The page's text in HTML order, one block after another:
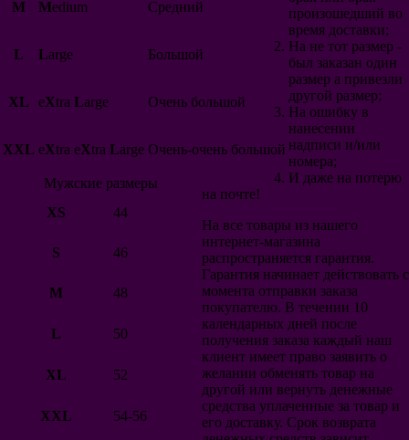
Англия
Колумбия
Хорватия
Швеция
Исландия
Перу
Швейцария
Корея
Австралия
Саудовская Аравия
M Medium Средний
L Large Большой
XL eXtra Large Очень большой
XXL eXtra eXtra Large Очень-очень большой
Мужские размеры
XS
44
S 46
M 48
L 50
XL 52
XXL 54-56
произошедший во
время доставки;
На не тот размер -
был заказан один
размер а привезли
другой размер;
На ошибку в
нанесении
надписи и/или
номера;
И даже на потерю
на почте!
На все товары из нашего
интернет-магазина
распространяется гарантия.
Гарантия начинает действовать с
момента отправки заказа
покупателю. В течении 10
календарных дней после
получения заказа каждый наш
клиент имеет право заявить о
желании обменять товар на
другой или вернуть денежные
средства уплаченные за товар и
его доставку. Срок возврата